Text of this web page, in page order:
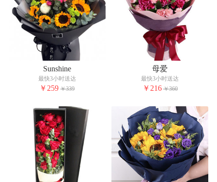
Sunshine
最快3小时送达
￥259 ￥339
母爱
最快3小时送达
￥216 ￥360